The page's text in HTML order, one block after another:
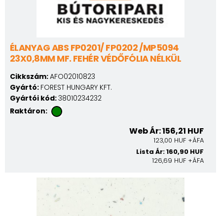
ÉLANYAG ABS FP0201/ FP0202 /MP5094
23X0,8MM MF. FEHÉR VÉDŐFÓLIA NÉLKÜL
Cikkszám:AFO02010823
Gyártó: FOREST HUNGARY KFT.
Gyártói kód:38010234232
Raktáron:
Web Ár: 156,21 HUF
123,00 HUF +ÁFA
Lista Ár: 160,90 HUF
126,69 HUF +ÁFA